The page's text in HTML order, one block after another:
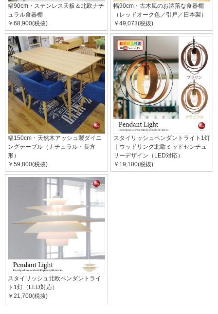
幅90cm・ステンレス天板＆北欧ナチ
ュラル食器棚
￥68,900(税抜)
幅90cm・古木風のお洒落な食器棚
（レッドオーク色／引戸／日本製）
￥49,073(税抜)
幅150cm・天然木アッシュ製ダイニ
ングテーブル（ナチュラル・長方
形）
￥59,800(税抜)
スタイリッシュペンダントライト1灯
｜ウッドリング北欧ミッドセンチュ
リーデザイン（LED対応）
￥19,100(税抜)
スタイリッシュ北欧ペンダントライ
ト1灯（LED対応）
￥21,700(税抜)